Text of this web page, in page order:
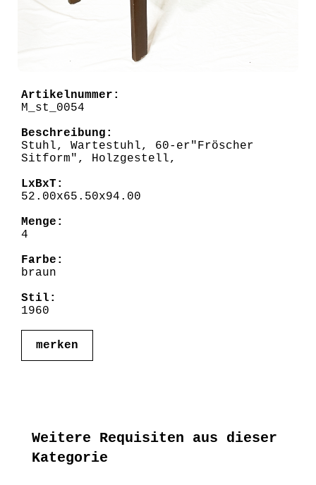
Artikelnummer:
M_st_0054
Beschreibung:
Stuhl, Wartestuhl, 60-er"Fröscher
Sitform", Holzgestell,
LxBxT:
52.00x65.50x94.00
Menge:
4
Farbe:
braun
Stil:
1960
merken
Weitere Requisiten aus dieser
Kategorie